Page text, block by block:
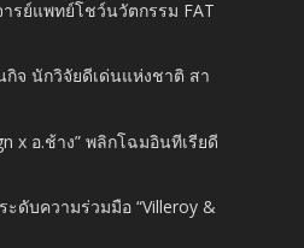
ารย์แพทย์โชว์นวัตกรรม FAT
จ นักวิจัยดีเด่นแห่งชาติ สา
x อ.ช้าง” พลิกโฉมอินทีเรียดี
ะดับความร่วมมือ “Villeroy &